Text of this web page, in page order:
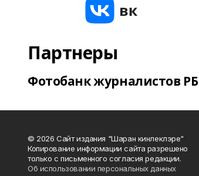
Партнеры
Фотобанк журналистов РБ
© 2026 Сайт издания "Шаран кинлеклэре"
Копирование информации сайта разрешено
только с письменного согласия редакции.
Об использовании персональных данных